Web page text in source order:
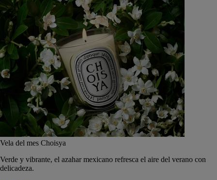
Vela del mes Choisya
Verde y vibrante, el azahar mexicano refresca el aire del verano con
delicadeza.